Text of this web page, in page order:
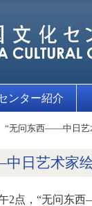
ンター紹介
“无问东西——中日艺
日艺术家
2点，“无问东